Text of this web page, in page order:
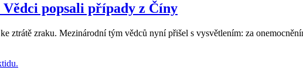
popsali případy z Číny
zraku. Mezinárodní tým vědců nyní přišel s vysvětlením: za